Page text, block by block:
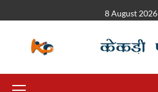
8 August 2026